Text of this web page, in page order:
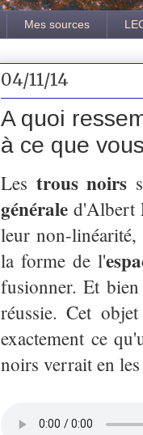
Mes sources
04/11/14
A quoi
à ce que
Les trous noirs
générale d'Albert
leur non-linéarité,
la forme de l'
fusionner. Et
réussie. Cet
exactement ce
noirs verrait en